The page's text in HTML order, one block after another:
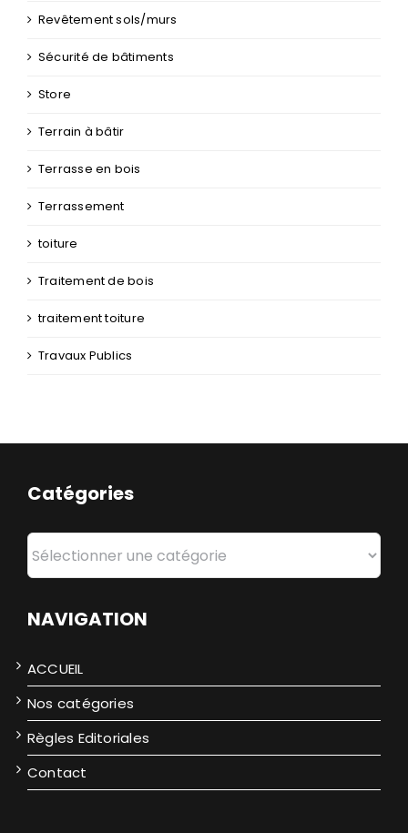
Sécurité de bâtiments
Store
Terrain à bâtir
Terrasse en bois
Terrassement
toiture
Traitement de bois
traitement toiture
Travaux Publics
Catégories
NAVIGATION
Nos catégories
Règles Editoriales
Contact